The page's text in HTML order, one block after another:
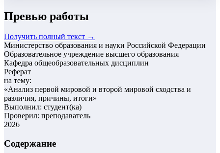
Превью работы
Получить полный текст →
Министерство образования и науки Российской Федерации
Образовательное учреждение высшего образования
Кафедра общеобразовательных дисциплин
Реферат
на тему:
«Анализ первой мировой и второй мировой сходства и
различия, причины, итоги»
Выполнил: студент(ка)
Проверил: преподаватель
2026
Содержание